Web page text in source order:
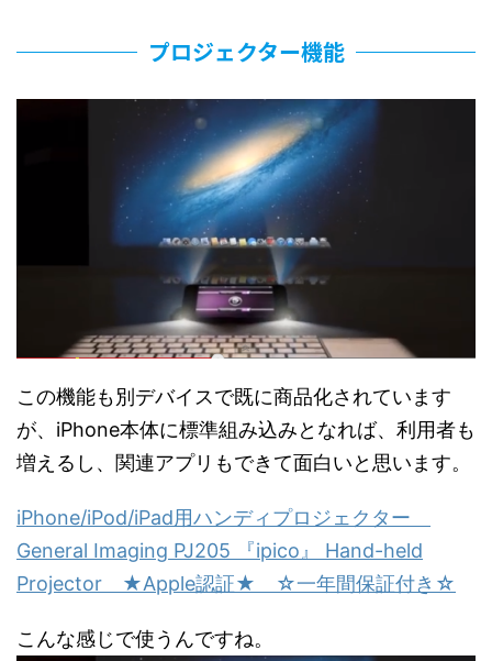
プロジェクター機能
この機能も別デバイスで既に商品化されています
が、iPhone本体に標準組み込みとなれば、利用者も
増えるし、関連アプリもできて面白いと思います。
iPhone/iPod/iPad用ハンディプロジェクター
General Imaging PJ205 『ipico』 Hand-held
Projector ★Apple認証★ ☆一年間保証付き☆
こんな感じで使うんですね。